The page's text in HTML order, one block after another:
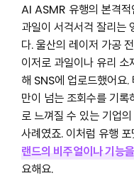
AI ASMR 유행의 본격적
과일이 서걱서걱 잘리는
다. 울산의 레이저 가공
이저로 과일이나 유리
해 SNS에 업로드했어요
만이 넘는 조회수를 기
로 느껴질 수 있는 기업
사례였죠. 이처럼 유행
랜드의 비주얼이나 기능
요해요.